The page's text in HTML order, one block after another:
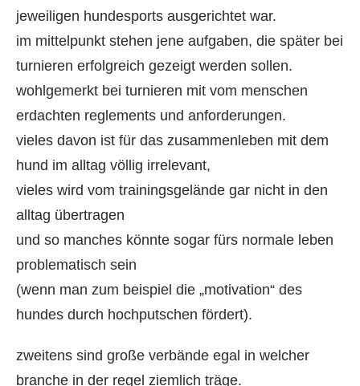
jeweiligen hundesports ausgerichtet war.
im mittelpunkt stehen jene aufgaben, die später bei
turnieren erfolgreich gezeigt werden sollen.
wohlgemerkt bei turnieren mit vom menschen
erdachten reglements und anforderungen.
vieles davon ist für das zusammenleben mit dem
hund im alltag völlig irrelevant,
vieles wird vom trainingsgelände gar nicht in den
alltag übertragen
und so manches könnte sogar fürs normale leben
problematisch sein
(wenn man zum beispiel die „motivation“ des
hundes durch hochputschen fördert).
zweitens sind große verbände egal in welcher
branche in der regel ziemlich träge.